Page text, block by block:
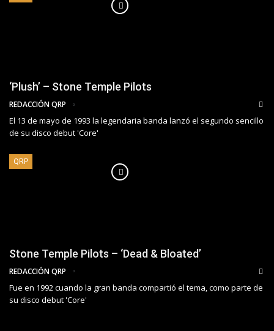
‘Plush’ – Stone Temple Pilots
REDACCIÓN QRP
El 13 de mayo de 1993 la legendaria banda lanzó el segundo sencillo
de su disco debut 'Core'
QRP
Stone Temple Pilots – ‘Dead & Bloated’
REDACCIÓN QRP
Fue en 1992 cuando la gran banda compartió el tema, como parte de
su disco debut 'Core'